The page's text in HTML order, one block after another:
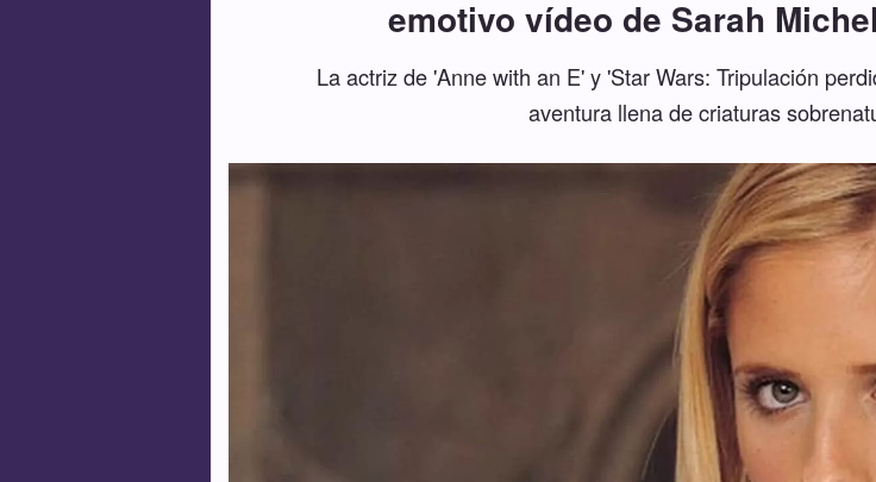
emotivo vídeo de Sarah
La actriz de 'Anne with an E' y 'Star Wars: Tripulación
aventura llena de criaturas